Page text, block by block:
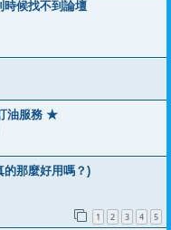
時候找不到論壇
油服務 ★
的那麼好用嗎？)
1 2 3 4 5